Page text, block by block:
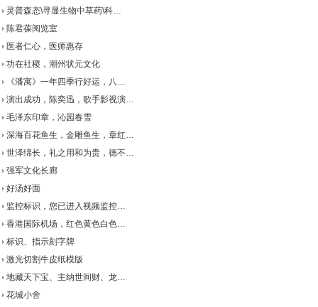
灵普森态\寻显生物中草药\科…
陈君葆阅览室
医者仁心，医师惠存
功在社稷，潮州状元文化
《潘寓》一年四季行好运，八…
演出成功，陈奕迅，歌手影视演…
毛泽东印章，沁园春雪
深海百花鱼生，金雕鱼生，章红…
世泽绵长，礼之用和为贵，德不…
强军文化长廊
好汤好面
监控标识，您已进入视频监控…
香港国际机场，红色黄色白色…
标识、指示刻字牌
激光切割牛皮纸模版
地藏天下宝、主纳世间财、龙…
花城小舍